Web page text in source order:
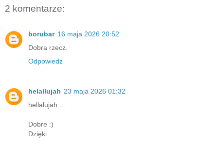
2 komentarze:
borubar 16 maja 2026 20:52
Dobra rzecz.
Odpowiedz
helallujah 23 maja 2026 01:32
hellalujah :::
Dobre :)
Dzięki